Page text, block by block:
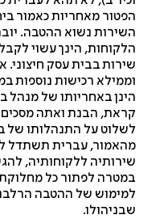
מאחריות כאמור ביחס
נשוא ההטבה. יובהר,
הינך עשוי לקבל
בבית עסק חיצוני. אופן
רכישות נוספות
באחריותו של מנהל בית
הבנת ואתה מסכים עם
על התנהלותו של בית
עברית תשתדל
ללקוחותיה, להגיע
לפתור כל מחלוקת
של ההטבה הרלבנטית